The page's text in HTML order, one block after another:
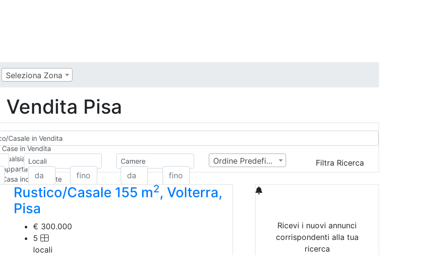
Seleziona Zona
Pisa
Casale in Vendita
Case in Vendita
Qualsiasi
Appartamento
Casa indipendente
Casa Semi-indipendente
Attico/Mansarda
Rustico/Casale
Loft/Open space
Camera d'Albergo
Locali Camere Ordine Predefinito Filtra Ricerca
Rustico/Casale 155 m2, Volterra,
Pisa
€ 300.000
5
locali
Ricevi i nuovi annunci
corrispondenti alla tua
ricerca